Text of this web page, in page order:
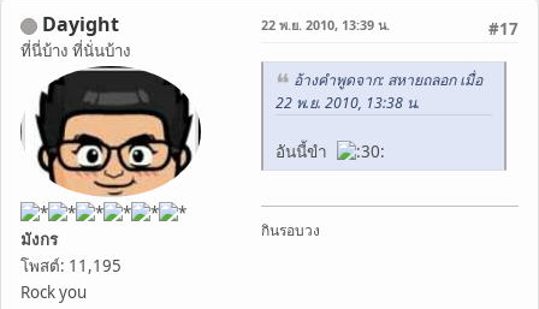
Dayight
ที่นี่บ้าง ที่นั่นบ้าง
มังกร
โพสต์: 11,195
Rock you
#17
22 พ.ย. 2010, 13:39 น.
อ้างคำพูดจาก: สหายถลอก เมื่อ
22 พ.ย. 2010, 13:38 น.
อันนี้ขำ
กินรอบวง